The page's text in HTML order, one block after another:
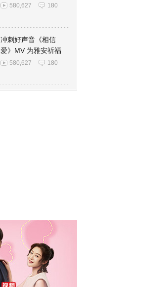
580,627 180
冲刺好声音《相信
爱》MV 为雅安祈福
580,627 180